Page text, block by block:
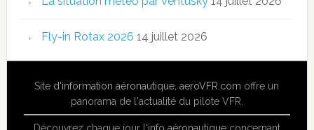
Fly-in Rotax 2026 14 juillet 2026
Site d'information aéronautique ,aeroVFR.com offre un
panorama de l'actualité du pilote VFR.